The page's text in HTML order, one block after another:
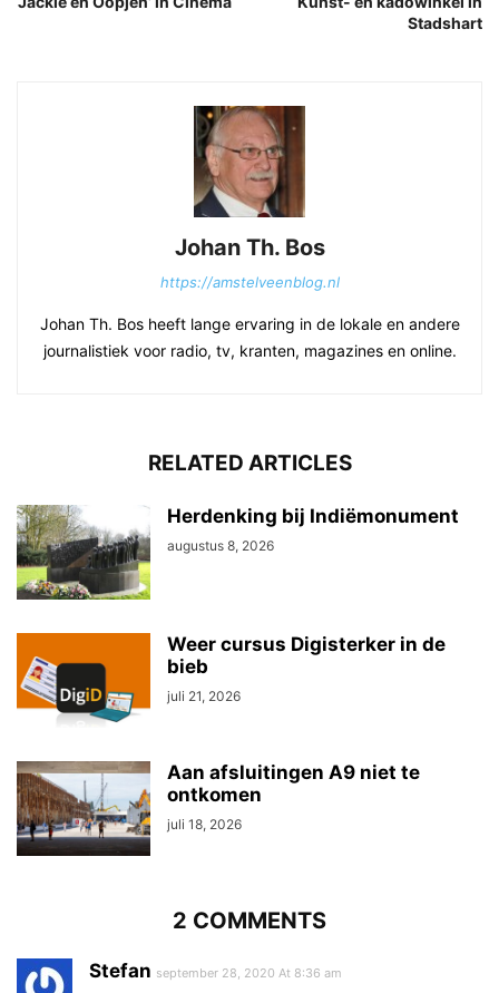
Stadshart
Johan Th. Bos
https://amstelveenblog.nl
Johan Th. Bos heeft lange ervaring in de lokale en andere
journalistiek voor radio, tv, kranten, magazines en online.
RELATED ARTICLES
Herdenking bij Indiëmonument
augustus 8, 2026
Weer cursus Digisterker in de
bieb
juli 21, 2026
Aan afsluitingen A9 niet te
ontkomen
juli 18, 2026
2 COMMENTS
Stefan september 28, 2020 At 8:36 am